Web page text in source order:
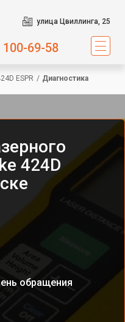
улица Цвиллинга, 25
69-58
ESPR / Диагностика
424D
обращения